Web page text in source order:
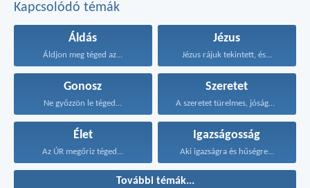
Kapcsolódó témák
Áldás
Áldjon meg téged az...
Jézus
Jézus rájuk tekintett, és...
Gonosz
Ne győzzön le téged...
Szeretet
A szeretet türelmes, jóságos...
Élet
Az ÚR megőriz téged...
Igazságosság
Aki igazságra és hűségre...
További témák...